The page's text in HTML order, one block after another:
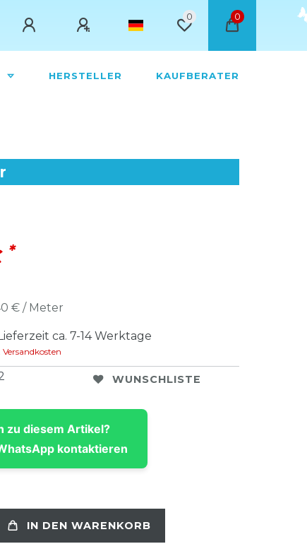
0 0
HERSTELLER KAUFBERATER
*
€ / Meter
ca. 7-14 Werktage
Versandkosten
WUNSCHLISTE
zu diesem Artikel?
kontaktieren
IN DEN WARENKORB